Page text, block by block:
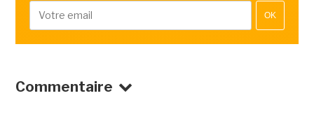
OK
Commentaire